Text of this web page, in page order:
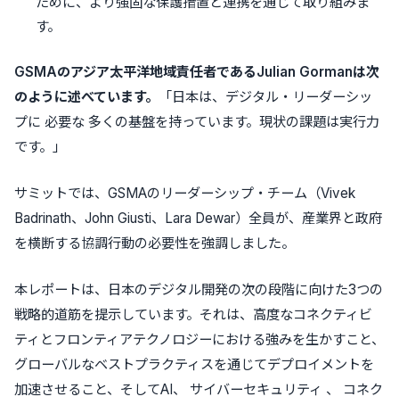
す。
GSMAのアジア太平洋地域責任者であるJulian Gormanは次
のように述べています。
「日本は、デジタル・リーダーシッ
プに 必要な 多くの基盤を持っています。現状の課題は実行力
です。」
サミットでは、GSMAのリーダーシップ・チーム（Vivek
Badrinath、John Giusti、Lara Dewar）全員が、産業界と政府
を横断する協調行動の必要性を強調しました。
本レポートは、日本のデジタル開発の次の段階に向けた3つの
戦略的道筋を提示しています。それは、高度なコネクティビ
ティとフロンティアテクノロジーにおける強みを生かすこと、
グローバルなベストプラクティスを通じてデプロイメントを
加速させること、そしてAI、 サイバーセキュリティ 、 コネク